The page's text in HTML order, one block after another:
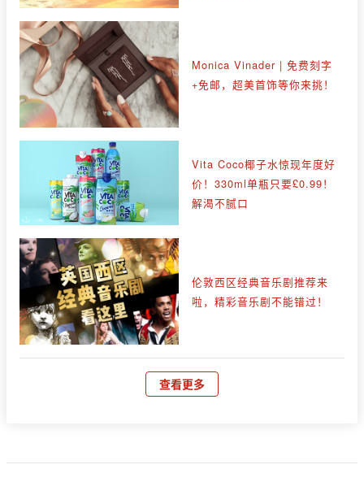
Monica Vinader | 免费刻字
+免邮，超美首饰等你来挑！
Vita Coco椰子水惊现年度好
价！330ml单瓶只要£0.99！
解渴不腻口
伦敦西区经典音乐剧推荐来
啦，精彩音乐剧不能错过！
查看更多